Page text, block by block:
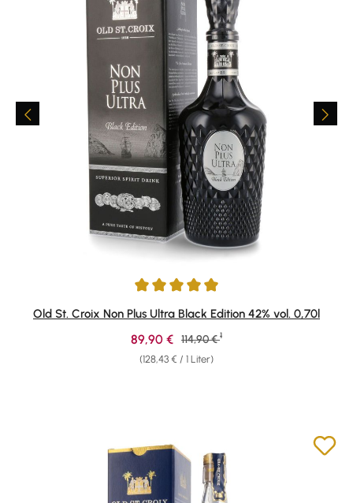
Durchschnittliche Bewertung von 4.97 von 5 Sternen
Old St. Croix Non Plus Ultra Black Edition 42% vol. 0,70l
(128,43 € / 1 Liter)
Verkaufspreis:
89,90 € Regulärer Preis:
114,90 € 1